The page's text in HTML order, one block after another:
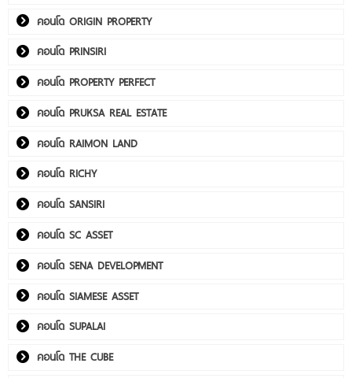
คอนโด ORIGIN PROPERTY
คอนโด PRINSIRI
คอนโด PROPERTY PERFECT
คอนโด PRUKSA REAL ESTATE
คอนโด RAIMON LAND
คอนโด RICHY
คอนโด SANSIRI
คอนโด SC ASSET
คอนโด SENA DEVELOPMENT
คอนโด SIAMESE ASSET
คอนโด SUPALAI
คอนโด THE CUBE